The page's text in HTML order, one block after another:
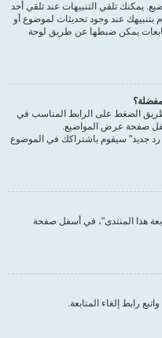
يمكنك تلقي التنبيهات عند تلقي أحد
بتنبيهك عند وجود تحديثات لموضوع أو
يمكن ضبطها عن طريق لوحة
الضغط على الرابط المناسب في
صفحة عرض المواضيع.
رد جديد" سيقوم باشتراكك في الموضوع
هذا المنتدى"، في أسفل صفحة
رابط إلغاء المتابعة.